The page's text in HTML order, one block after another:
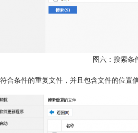
图六：搜索条
合条件的重复文件，并且包含文件的位